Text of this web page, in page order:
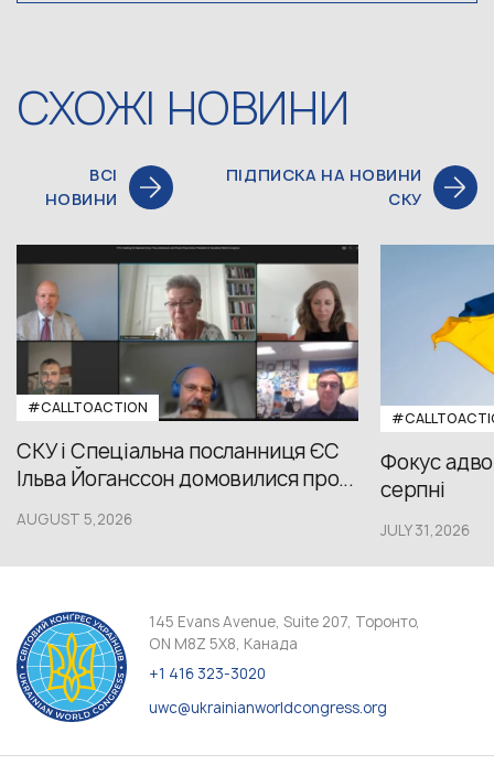
СХОЖІ НОВИНИ
ВСІ
НОВИНИ
ПІДПИСКА НА НОВИНИ
СКУ
#CALLTOACTION
СКУ і Спеціальна посланниця ЄС
Ільва Йоганссон домовилися про...
AUGUST 5,2026
Фокус
серпні
JULY 31,2026
145 Evans Avenue, Suite 207, Торонто,
ON M8Z 5X8, Канада
+1 416 323-3020
uwc@ukrainianworldcongress.org